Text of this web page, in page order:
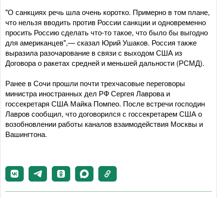
"О санкциях речь шла очень коротко. Примерно в том плане,
что нельзя вводить против России санкции и одновременно
просить Россию сделать что-то такое, что было бы выгодно
для американцев",— сказал Юрий Ушаков. Россия также
выразила разочарование в связи с выходом США из
Договора о ракетах средней и меньшей дальности (РСМД).
Ранее в Сочи прошли почти трехчасовые переговоры
министра иностранных дел РФ Сергея Лаврова и
госсекретаря США Майка Помпео. После встречи господин
Лавров сообщил, что договорился с госсекретарем США о
возобновлении работы каналов взаимодействия Москвы и
Вашингтона.